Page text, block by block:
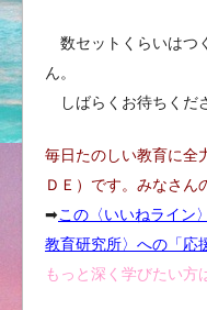
数セットくらいはつ
ん。
しばらくお待ちくだ
毎日たのしい教育に全
ＤＥ）です。みなさん
➡︎この〈いいねライン
教育研究所〉への「応
もっと深く学びたい方